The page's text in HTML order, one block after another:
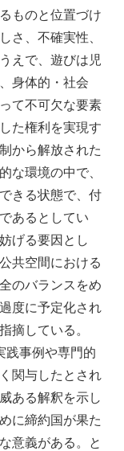
ものと位置づけ
さ、不確実性、
えで、遊びは児
身体的・社会
て不可欠な要素
た権利を実現す
から解放された
な環境の中で、
きる状態で、付
あるとしてい
げる要因とし
共空間における
のバランスをめ
度に予定化され
摘している。
践事例や専門的
関与したとされ
ある解釈を示し
に締約国が果た
意義がある。と